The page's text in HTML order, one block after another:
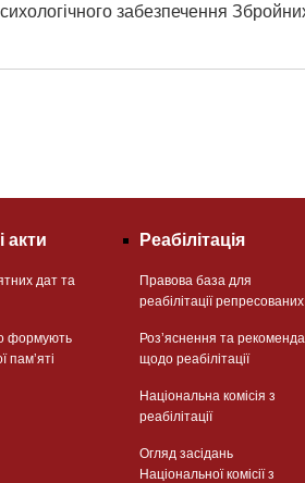
забезпечення
акти
дат та
формують
памʼяті
Реабілітація
Правова база для
реабілітації репресованих
Розʼяснення та
щодо реабілітації
Національна комісія з
реабілітації
Огляд засідань
Національної комісії з